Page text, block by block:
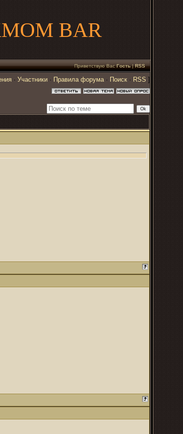
BAR
Приветствую Вас Гость|RSS
· Участники · Правила форума· Поиск · RSS ]